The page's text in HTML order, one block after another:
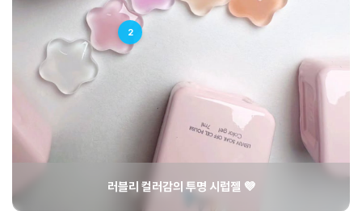
2
러블리 컬러감의 투명 시럽젤 💜